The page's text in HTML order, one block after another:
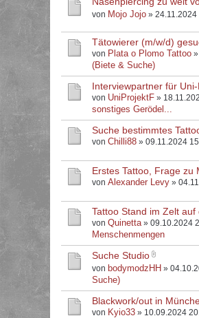
von Mojo Jojo » 24.11.2024
Tätowierer (m/w/d)
von Plata o Plomo Tattoo
(Biete & Suche)
Interviewpartner für
von UniProjektF »
sonstiges Gerödel...
Suche bestimmtes
von Chilli88 » 09.11.2024
Erstes Tattoo, Frage zu
von Alexander Levy »
Tattoo Stand im Zelt
von Quinetta» 09.10.2024
Menschenmengen
Suche Studio
von bodymodzHH »
Suche)
Blackwork/out in
von Kyio33 » 10.09.2024